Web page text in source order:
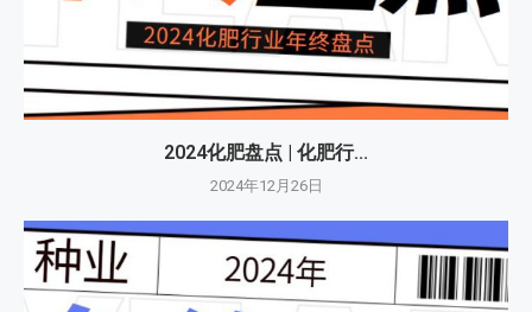
2024化肥盘点 | 化肥行...
2024年12月26日